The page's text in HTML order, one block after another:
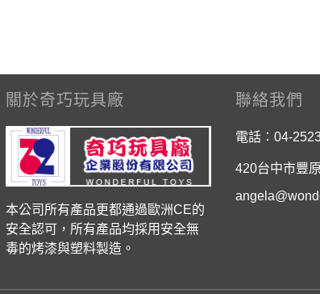
關於奇巧玩具廠
本公司所有產品更都通過歐洲CE的
安全認可，所有產品均採用安全無
毒的烤漆與塑料製造。
聯絡我們
電話： 04-
420台中市豐